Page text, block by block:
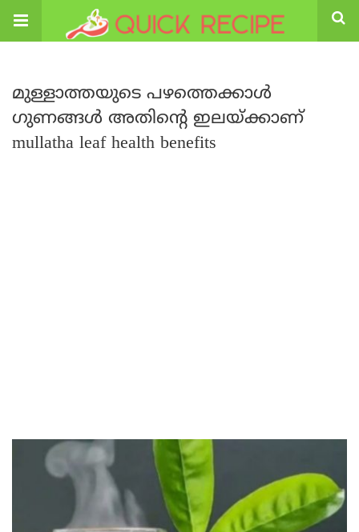
മുള്ളാത്തയുടെ പഴത്തെക്കാൾ
ഗുണങ്ങൾ അതിന്റെ ഇലയ്ക്കാണ്
mullatha leaf health benefits